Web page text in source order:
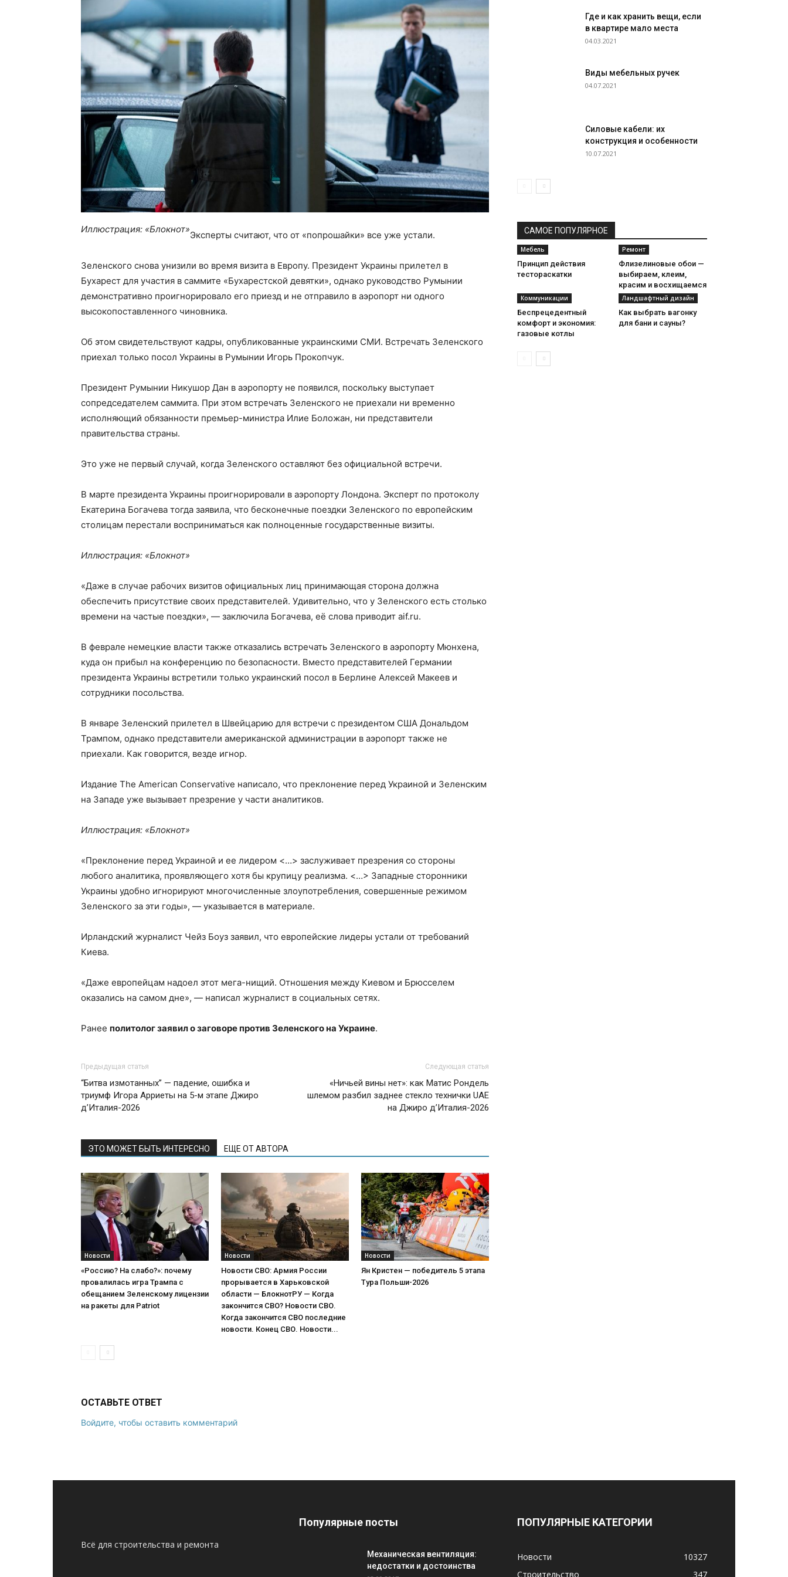
Иллюстрация: «Блокнот»
Эксперты считают, что от «попрошайки» все уже устали.
Зеленского снова унизили во время визита в Европу. Президент Украины прилетел в
Бухарест для участия в саммите «Бухарестской девятки», однако руководство Румынии
демонстративно проигнорировало его приезд и не отправило в аэропорт ни одного
высокопоставленного чиновника.
Об этом свидетельствуют кадры, опубликованные украинскими СМИ. Встречать Зеленского
приехал только посол Украины в Румынии Игорь Прокопчук.
Президент Румынии Никушор Дан в аэропорту не появился, поскольку выступает
сопредседателем саммита. При этом встречать Зеленского не приехали ни временно
исполняющий обязанности премьер-министра Илие Боложан, ни представители
правительства страны.
Это уже не первый случай, когда Зеленского оставляют без официальной встречи.
В марте президента Украины проигнорировали в аэропорту Лондона. Эксперт по протоколу
Екатерина Богачева тогда заявила, что бесконечные поездки Зеленского по европейским
столицам перестали восприниматься как полноценные государственные визиты.
Иллюстрация: «Блокнот»
«Даже в случае рабочих визитов официальных лиц принимающая сторона должна
обеспечить присутствие своих представителей. Удивительно, что у Зеленского есть столько
времени на частые поездки», — заключила Богачева, её слова приводит aif.ru.
В феврале немецкие власти также отказались встречать Зеленского в аэропорту Мюнхена,
куда он прибыл на конференцию по безопасности. Вместо представителей Германии
президента Украины встретили только украинский посол в Берлине Алексей Макеев и
сотрудники посольства.
В январе Зеленский прилетел в Швейцарию для встречи с президентом США Дональдом
Трампом, однако представители американской администрации в аэропорт также не
приехали. Как говорится, везде игнор.
Издание The American Conservative написало, что преклонение перед Украиной и Зеленским
на Западе уже вызывает презрение у части аналитиков.
Иллюстрация: «Блокнот»
«Преклонение перед Украиной и ее лидером <…> заслуживает презрения со стороны
любого аналитика, проявляющего хотя бы крупицу реализма. <…> Западные сторонники
Украины удобно игнорируют многочисленные злоупотребления, совершенные режимом
Зеленского за эти годы», — указывается в материале.
Ирландский журналист Чейз Боуз заявил, что европейские лидеры устали от требований
Киева.
«Даже европейцам надоел этот мега-нищий. Отношения между Киевом и Брюсселем
оказались на самом дне», — написал журналист в социальных сетях.
Ранее политолог заявил о заговоре против Зеленского на Украине.
Предыдущая статья
“Битва измотанных” — падение, ошибка и
триумф Игора Арриеты на 5-м этапе Джиро
д’Италия-2026
Следующая статья
«Ничьей вины нет»: как Матис Рондель
шлемом разбил заднее стекло технички UAE
на Джиро д’Италия-2026
ЭТО МОЖЕТ БЫТЬ ИНТЕРЕСНО ЕЩЕ ОТ АВТОРА
Новости
«Россию? На слабо?»: почему
провалилась игра Трампа с
обещанием Зеленскому лицензии
на ракеты для Patriot
Новости
Новости СВО: Армия России
прорывается в Харьковской
области — БлокнотРУ — Когда
закончится СВО? Новости СВО.
Когда закончится СВО последние
новости. Конец СВО. Новости...
Новости
Ян Кристен — победитель 5 этапа
Тура Польши-2026
ОСТАВЬТЕ ОТВЕТ
Войдите, чтобы оставить комментарий
Где и как хранить вещи, если
в квартире мало места
04.03.2021
Виды мебельных ручек
04.07.2021
Силовые кабели: их
конструкция и особенности
10.07.2021
САМОЕ ПОПУЛЯРНОЕ
Мебель
Принцип действия
тестораскатки
Ремонт
Флизелиновые обои —
выбираем, клеим,
красим и восхищаемся
Коммуникации
Беспрецедентный
комфорт и экономия:
газовые котлы
Ландшафтный дизайн
Как выбрать вагонку
для бани и сауны?
Всё для строительства и ремонта
Популярные посты
Механическая вентиляция:
недостатки и достоинства
ПОПУЛЯРНЫЕ КАТЕГОРИИ
Новости
10327
Строительство
347